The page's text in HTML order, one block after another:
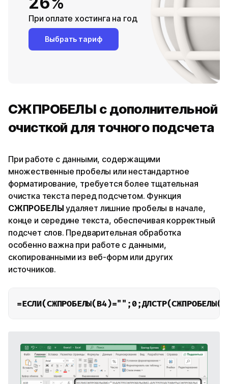
При оплате хостинга на год
Выбрать тариф
СЖПРОБЕЛЫ с дополнительной
очисткой для точного подсчета
При работе с данными, содержащими
множественные пробелы или нестандартное
форматирование, требуется более тщательная
очистка текста перед подсчетом. Функция
СЖПРОБЕЛЫ удаляет лишние пробелы в начале,
конце и середине текста, обеспечивая корректный
подсчет слов. Предварительная обработка
особенно важна при работе с данными,
скопированными из веб-форм или других
источников.